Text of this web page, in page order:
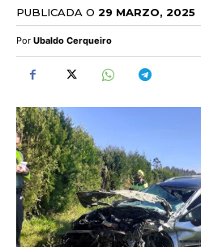
PUBLICADA O 29 MARZO, 2025
Por Ubaldo Cerqueiro